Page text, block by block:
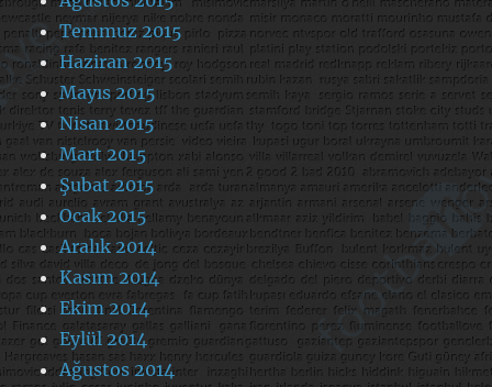
Temmuz 2015
Haziran 2015
Mayıs 2015
Nisan 2015
Mart 2015
Şubat 2015
Ocak 2015
Aralık 2014
Kasım 2014
Ekim 2014
Eylül 2014
Ağustos 2014